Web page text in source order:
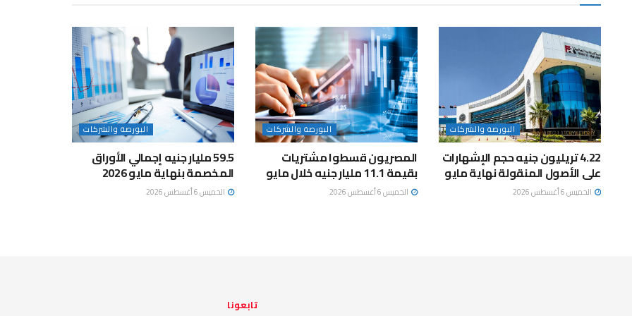
البورصة والشركات
4.22 تريليون جنيه حجم الإشهارات
على الأصول المنقولة نهاية مايو
الخميس 6 أغسطس 2026
البورصة والشركات
المصريون قسطوا مشتريات
بقيمة 11.1 مليار جنيه خلال مايو
الخميس 6 أغسطس 2026
البورصة والشركات
59.5 مليار جنيه إجمالي الأوراق
المخصمة بنهاية مايو 2026
الخميس 6 أغسطس 2026
تابعونا